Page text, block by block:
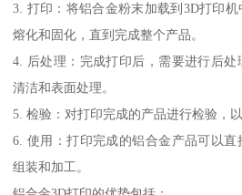
3. 打印：将铝合金粉末加载到3D打印
熔化和固化，直到完成整个产品。
4. 后处理：完成打印后，需要进行后处
清洁和表面处理。
5. 检验：对打印完成的产品进行检验，
6. 使用：打印完成的铝合金产品可以
组装和加工。